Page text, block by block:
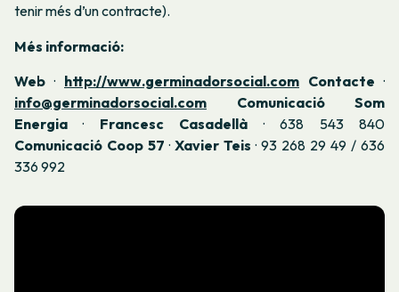
tenir més d’un contracte).
Més informació:
Web · http://www.germinadorsocial.com Contacte ·
info@germinadorsocial.com
Comunicació Som
Energia · Francesc Casadellà · 638 543 840
Comunicació Coop 57 · Xavier Teis · 93 268 29 49 / 636
336 992